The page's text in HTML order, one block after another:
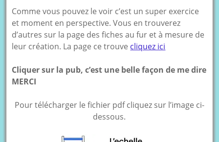
Comme vous pouvez le voir c’est un super exercice
et moment en perspective. Vous en trouverez
d’autres sur la page des fiches au fur et à mesure de
leur création. La page ce trouve cliquez ici
Cliquer sur la pub, c’est une belle façon de me dire
MERCI
Pour télécharger le fichier pdf cliquez sur l’image ci-
dessous.